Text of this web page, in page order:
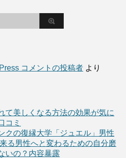
コメントの投稿者 より
て美しくなる方法の効果が気に
コミ
クの復縁大学「ジュエル」男性
る男性へと変わるための自分磨
いの？内容暴露